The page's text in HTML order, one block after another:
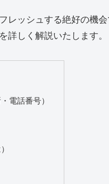
レッシュする絶好の機
詳しく解説いたします。
電話番号）